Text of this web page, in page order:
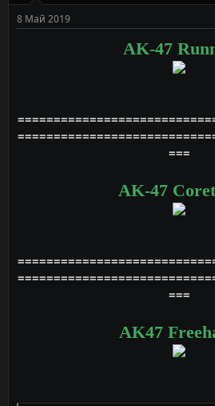
8 Май 2019
AK-47
===
AK-47
===
AK47